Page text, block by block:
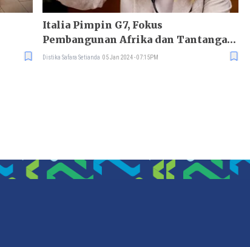
Italia Pimpin G7, Fokus
Pembangunan Afrika dan Tantangan
AI
Distika Safara Setianda 05 Jan 2024 - 07:15PM